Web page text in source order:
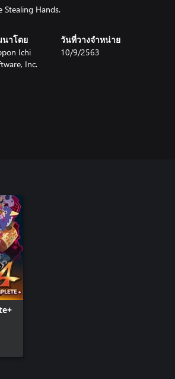
Stealing Hands.
าโดย
Ichi
Inc.
วันที่วางจำหน่าย
10/9/2563